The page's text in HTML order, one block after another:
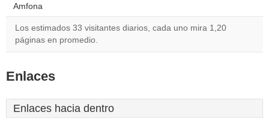
Amfona
Los estimados 33 visitantes diarios, cada uno mira 1,20
páginas en promedio.
Enlaces
Enlaces hacia dentro